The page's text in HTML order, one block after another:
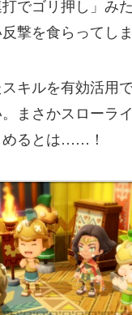
でゴリ押し」み
撃を食らってしま
キルを有効活用
まさかスローラ
めるとは……！